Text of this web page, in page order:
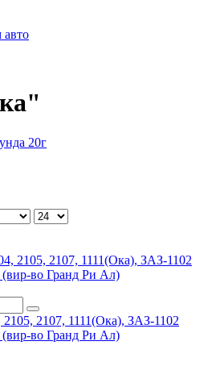
авто
2107, 1111(Ока), ЗАЗ-1102
(вир-во Гранд Ри Ал)